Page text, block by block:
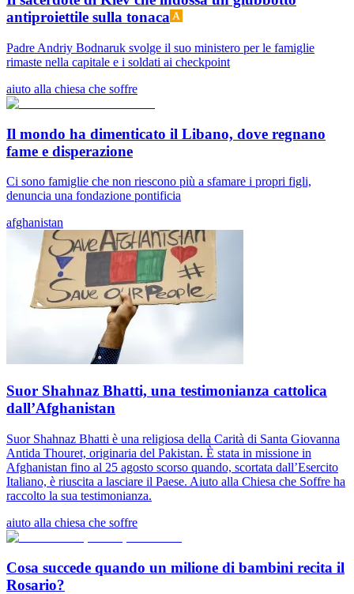
antiproiettile sulla tonaca
Padre Andriy Bodnaruk svolge il suo ministero per le famiglie
rimaste nella capitale e i soldati ai checkpoint
aiuto alla chiesa che soffre
Il mondo ha dimenticato il Libano, dove regnano
fame e disperazione
Ci sono famiglie che non riescono più a sfamare i propri figli,
denuncia una fondazione pontificia
afghanistan
Suor Shahnaz Bhatti, una testimonianza cattolica
dall’Afghanistan
Suor Shahnaz Bhatti è una religiosa della Carità di Santa Giovanna
Antida Thouret, originaria del Pakistan. È stata in missione in
Afghanistan fino al 25 agosto scorso quando, scortata dall’Esercito
Italiano, è riuscita a lasciare il Paese. Aiuto alla Chiesa che Soffre ha
raccolto la sua testimonianza.
aiuto alla chiesa che soffre
Cosa succede quando un milione di bambini recita il
Rosario?